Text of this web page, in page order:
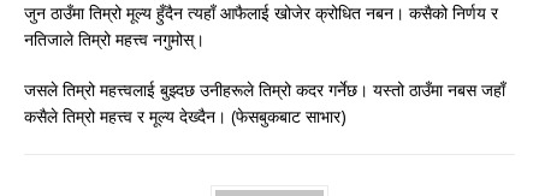
जुन ठाउँमा तिम्रो मूल्य हुँदैन त्यहाँ आफैलाई खोजेर क्रोधित नबन। कसैको निर्णय र
नतिजाले तिम्रो महत्त्व नगुमोस्।
जसले तिम्रो महत्त्वलाई बुझ्दछ उनीहरूले तिम्रो कदर गर्नेछ। यस्तो ठाउँमा नबस जहाँ
कसैले तिम्रो महत्त्व र मूल्य देख्दैन। (फेसबुकबाट साभार)